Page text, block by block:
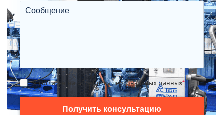
Я согласен на обработку персональных данных*
Получить консультацию